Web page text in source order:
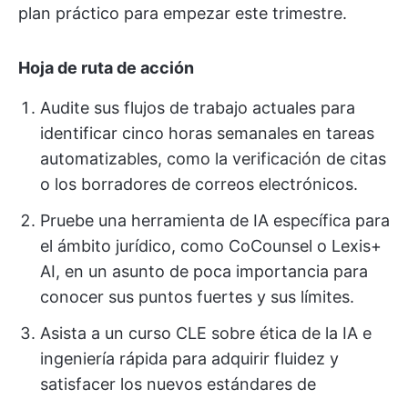
plan práctico para empezar este trimestre.
Hoja de ruta de acción
Audite sus flujos de trabajo actuales para
identificar cinco horas semanales en tareas
automatizables, como la verificación de citas
o los borradores de correos electrónicos.
Pruebe una herramienta de IA específica para
el ámbito jurídico, como CoCounsel o Lexis+
AI, en un asunto de poca importancia para
conocer sus puntos fuertes y sus límites.
Asista a un curso CLE sobre ética de la IA e
ingeniería rápida para adquirir fluidez y
satisfacer los nuevos estándares de